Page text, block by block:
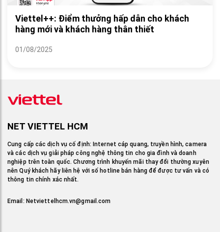
Viettel++: Điểm thưởng hấp dẫn cho khách
hàng mới và khách hàng thân thiết
01/08/2025
NET VIETTEL HCM
Cung cấp các dịch vụ cố định: Internet cáp quang, truyền hình, camera
và các dịch vụ giải pháp công nghệ thông tin cho gia đình và doanh
nghiệp trên toàn quốc. Chương trình khuyến mãi thay đổi thường xuyên
nên Quý khách hãy liên hệ với số hotline bán hàng để được tư vấn và có
thông tin chính xác nhất.
Email: Netviettelhcm.vn@gmail.com